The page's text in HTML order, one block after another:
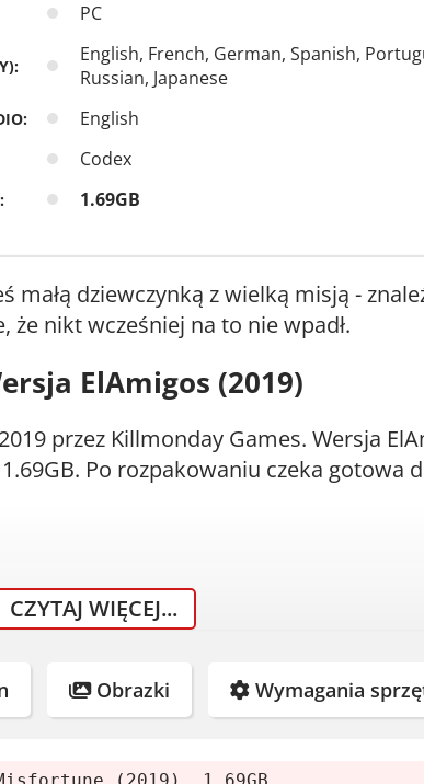
PC
English, French, German, Spanish,
Russian, Japanese
English
Codex
1.69GB
małą dziewczynką z wielką misją -
że nikt wcześniej na to nie wpadł.
ElAmigos (2019)
przez Killmonday Games. Wersja
Po rozpakowaniu czeka gotowa
automatycznie.
CZYTAJ WIĘCEJ...
Obrazki Wymagania